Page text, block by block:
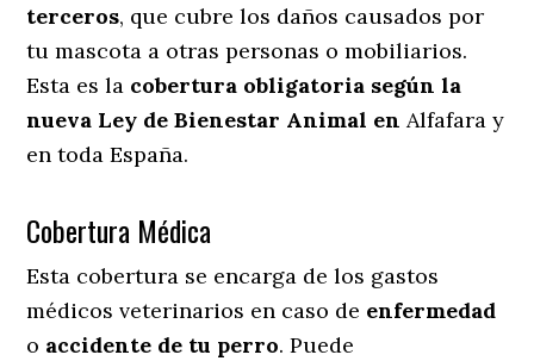
terceros, que cubre los daños causados por
tu mascota a otras personas o mobiliarios.
Esta es la cobertura obligatoria según la
nueva Ley de Bienestar Animal en Alfafara y
en toda España.
Cobertura Médica
Esta cobertura se encarga de los gastos
médicos veterinarios en caso de enfermedad
o accidente de tu perro. Puede